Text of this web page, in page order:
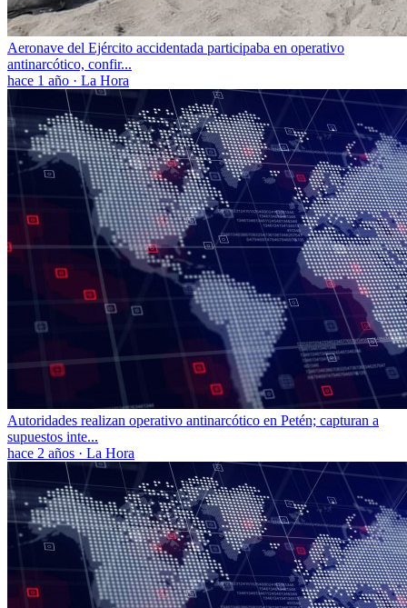
Aeronave del Ejército accidentada participaba en operativo
antinarcótico, confir...
hace 1 año · La Hora
Autoridades realizan operativo antinarcótico en Petén; capturan a
supuestos inte...
hace 2 años · La Hora